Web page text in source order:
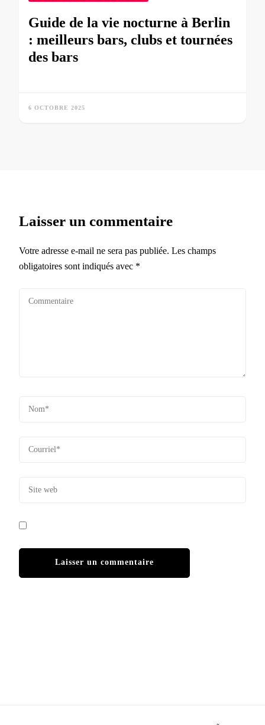
Guide de la vie nocturne à Berlin
: meilleurs bars, clubs et tournées
des bars
6 OCTOBRE 2025
Laisser un commentaire
Votre adresse e-mail ne sera pas publiée. Les champs
obligatoires sont indiqués avec *